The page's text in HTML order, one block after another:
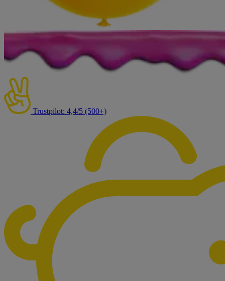
Trustpilot: 4,4/5 (500+)